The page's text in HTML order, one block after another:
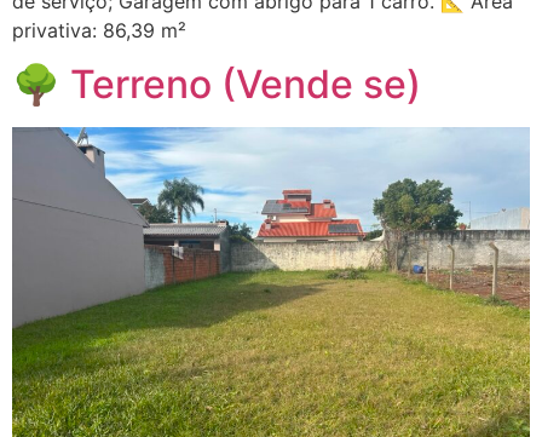
privativa: 86,39 m²
🌳 Terreno (Vende se)